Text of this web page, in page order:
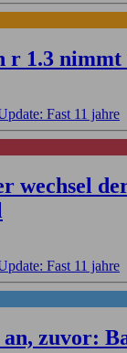
r 1.3 nimmt
Fast 11 jahre
wechsel
Fast 11 jahre
zuvor: